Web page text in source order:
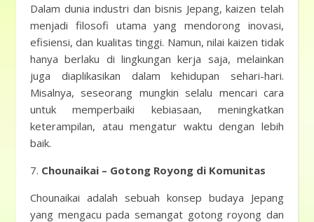
Dalam dunia industri dan bisnis Jepang, kaizen telah
menjadi filosofi utama yang mendorong inovasi,
efisiensi, dan kualitas tinggi. Namun, nilai kaizen tidak
hanya berlaku di lingkungan kerja saja, melainkan
juga diaplikasikan dalam kehidupan sehari-hari.
Misalnya, seseorang mungkin selalu mencari cara
untuk memperbaiki kebiasaan, meningkatkan
keterampilan, atau mengatur waktu dengan lebih
baik.
7. Chounaikai – Gotong Royong di Komunitas
Chounaikai adalah sebuah konsep budaya Jepang
yang mengacu pada semangat gotong royong dan